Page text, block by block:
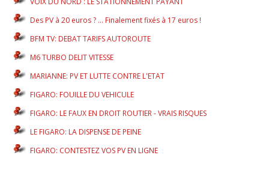
Des PV à 20 euros ? ... Finalement fixés à 17 euros !
BFM TV: DEBAT TARIFS AUTOROUTE
M6 TURBO DELIT VITESSE
MARIANNE: PV ET LUTTE CONTRE L'ETAT
FIGARO: FOUILLE DU VEHICULE
FIGARO: LE FAUX EN DROIT ROUTIER - VRAIS RISQUES
LE FIGARO: LA DISPENSE DE PEINE
FIGARO: CONTESTEZ VOS PV EN LIGNE